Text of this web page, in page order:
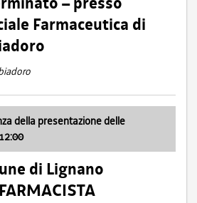
Farmaceutica di
della presentazione delle
di Lignano